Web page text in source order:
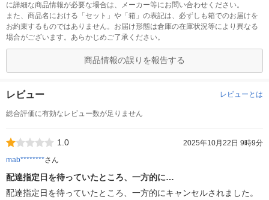
に詳細な商品情報が必要な場合は、メーカー等にお問い合わせください。
また、商品名における「セット」や「箱」の表記は、必ずしも箱でのお届けを
お約束するものではありません。お届け形態は倉庫の在庫状況等により異なる
場合がございます。あらかじめご了承ください。
商品情報の誤りを報告する
レビュー レビューとは
総合評価に有効なレビュー数が足りません
1.0
2025年10月22日 9時9分
mab********さん
配達指定日を待っていたところ、一方的に…
配達指定日を待っていたところ、一方的にキャンセルされました。